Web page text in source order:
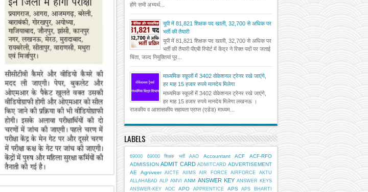
होंगे सभी अभ्यर्थ...
यूपी में 81,821 शिक्षक पद खाली, 32,700 से अधिक पर
भर्ती की तैयारी
यूपी में 81,821 शिक्षक पद खाली, 32,700 से अधिक पर
भर्ती की तैयारी पीएबी रिपोर्ट में केंद्र ने रिक्त पदों पर जताई
चिंता, जल्द नियुक्तियां पूर...
माध्यमिक स्कूलों में 3402 वोकेशनल ट्रेनर रखे जाएंगे,
हर माह 15 हजार रुपये मानदेय मिलेगा
माध्यमिक स्कूलों में 3402 वोकेशनल ट्रेनर रखे जाएंगे,
हर माह 15 हजार रुपये मानदेय मिलेगा लखनऊ ।
राजकीय व आशासकीय सहायता प्राप्त (एडेड) माध्यम...
LABELS
69000 69000 शिक्षक भर्ती AAO Accountant ACF
ACF-RFO
ADMISSION ADMIT CARD ADMITCARD ADVERTISEMENT
AE
Agniveer AICTE AIIMS AIR FORCE AIRFORCE
AKTU
ALLAHABAD ALP AMVI ANM ANSWER KEY ANSWER KEYS
ANSWER-KEY
AOC APO APPRENTICE APS APS BHARTI